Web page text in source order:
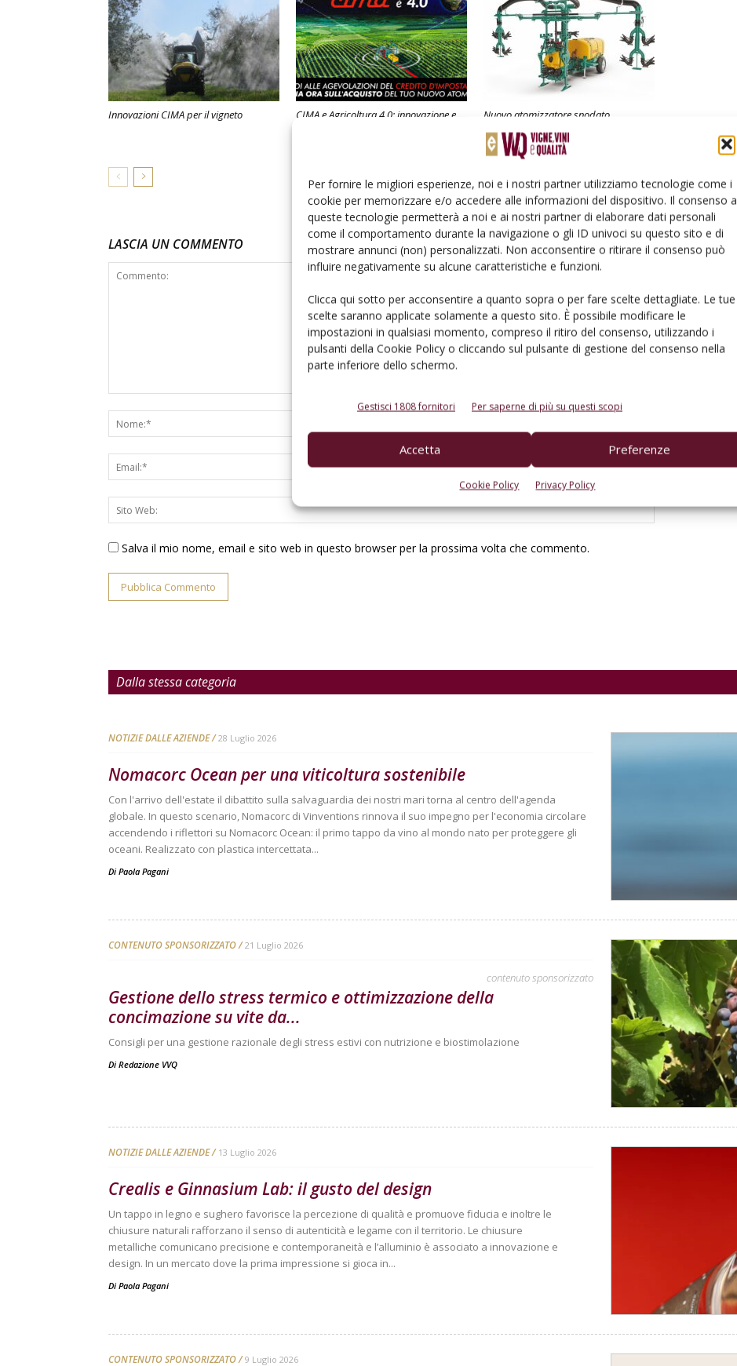
Per fornire le migliori esperienze, noi e i nostri partner utilizziamo tecnologie come i
cookie per memorizzare e/o accedere alle informazioni del dispositivo. Il consenso a
queste tecnologie permetterà a noi e ai nostri partner di elaborare dati personali
come il comportamento durante la navigazione o gli ID univoci su questo sito e di
mostrare annunci (non) personalizzati. Non acconsentire o ritirare il consenso può
influire negativamente su alcune caratteristiche e funzioni.
Clicca qui sotto per acconsentire a quanto sopra o per fare scelte dettagliate. Le tue
scelte saranno applicate solamente a questo sito. È possibile modificare le
impostazioni in qualsiasi momento, compreso il ritiro del consenso, utilizzando i
pulsanti della Cookie Policy o cliccando sul pulsante di gestione del consenso nella
parte inferiore dello schermo.
Gestisci 1808 fornitori Per saperne di più su questi scopi
Accetta Preferenze
Cookie Policy Privacy Policy
Innovazioni CIMA per il vigneto
CIMA e Agricoltura 4.0: innovazione e
Nuovo atomizzatore snodato
pneumatico a basso volume SYNERGY
di CIMA
LASCIA UN COMMENTO
Salva il mio nome, email e sito web in questo browser per la prossima volta che commento.
Dalla stessa categoria
NOTIZIE DALLE AZIENDE 28 Luglio 2026
Nomacorc Ocean per una viticoltura sostenibile
Con l'arrivo dell'estate il dibattito sulla salvaguardia dei nostri mari torna al centro dell'agenda
globale. In questo scenario, Nomacorc di Vinventions rinnova il suo impegno per l'economia circolare
accendendo i riflettori su Nomacorc Ocean: il primo tappo da vino al mondo nato per proteggere gli
oceani. Realizzato con plastica intercettata...
Di Paola Pagani
CONTENUTO SPONSORIZZATO 21 Luglio 2026
contenuto sponsorizzato
Gestione dello stress termico e ottimizzazione della
concimazione su vite da...
Consigli per una gestione razionale degli stress estivi con nutrizione e biostimolazione
Di Redazione VVQ
NOTIZIE DALLE AZIENDE 13 Luglio 2026
Crealis e Ginnasium Lab: il gusto del design
Un tappo in legno e sughero favorisce la percezione di qualità e promuove fiducia e inoltre le
chiusure naturali rafforzano il senso di autenticità e legame con il territorio. Le chiusure
metalliche comunicano precisione e contemporaneità e l’alluminio è associato a innovazione e
design. In un mercato dove la prima impressione si gioca in...
Di Paola Pagani
CONTENUTO SPONSORIZZATO 9 Luglio 2026